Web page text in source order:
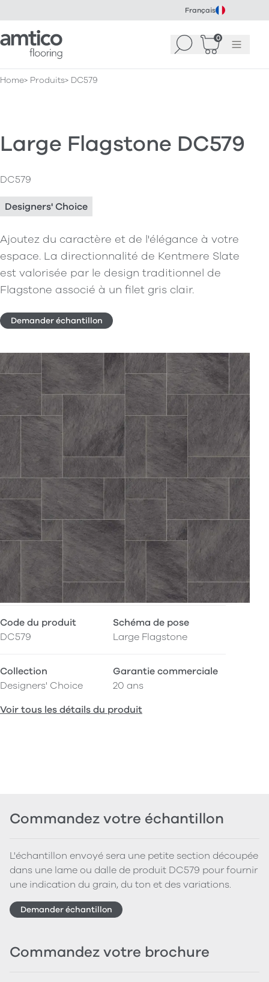
Français
Amtico Flooring Recherche
0
Panier(0)
Menu
Home Produits DC579
Large Flagstone DC579
DC579
Designers' Choice
Ajoutez du caractère et de l'élégance à votre
espace. La directionnalité de Kentmere Slate
est valorisée par le design traditionnel de
Flagstone associé à un filet gris clair.
Demander échantillon
Code du produit
DC579
Schéma de pose
Large Flagstone
Collection
Designers' Choice
Garantie commerciale
20 ans
Voir tous les détails du produit
Commandez votre échantillon
L'échantillon envoyé sera une petite section découpée
dans une lame ou dalle de produit DC579 pour fournir
une indication du grain, du ton et des variations.
Demander échantillon
Commandez votre brochure